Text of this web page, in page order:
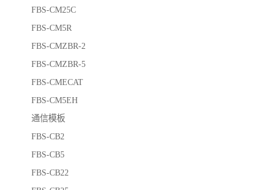
FBS-CM25C
FBS-CM5R
FBS-CMZBR-2
FBS-CMZBR-5
FBS-CMECAT
FBS-CM5EH
通信模板
FBS-CB2
FBS-CB5
FBS-CB22